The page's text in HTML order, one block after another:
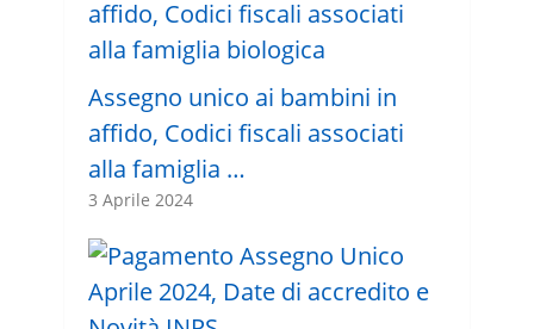
Assegno unico ai bambini in
affido, Codici fiscali associati
alla famiglia …
3 Aprile 2024